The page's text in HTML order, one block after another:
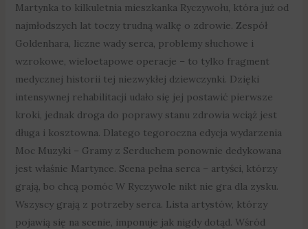
Martynka to kilkuletnia mieszkanka Ryczywołu, która już od
najmłodszych lat toczy trudną walkę o zdrowie. Zespół
Goldenhara, liczne wady serca, problemy słuchowe i
wzrokowe, wieloetapowe operacje – to tylko fragment
medycznej historii tej niezwykłej dziewczynki. Dzięki
intensywnej rehabilitacji udało się jej postawić pierwsze
kroki, jednak droga do poprawy stanu zdrowia wciąż jest
długa i kosztowna. Dlatego tegoroczna edycja wydarzenia
Moc Muzyki – Gramy z Serduchem ponownie dedykowana
jest właśnie Martynce. Scena pełna serca – artyści, którzy
grają, bo chcą pomóc W Ryczywole nikt nie gra dla zysku.
Wszyscy grają z potrzeby serca. Lista artystów, którzy
pojawią się na scenie, imponuje jak nigdy dotąd. Wśród